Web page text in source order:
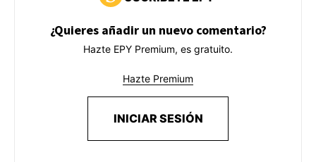
¿Quieres añadir un nuevo comentario?
Hazte EPY Premium, es gratuito.
Hazte Premium
INICIAR SESIÓN